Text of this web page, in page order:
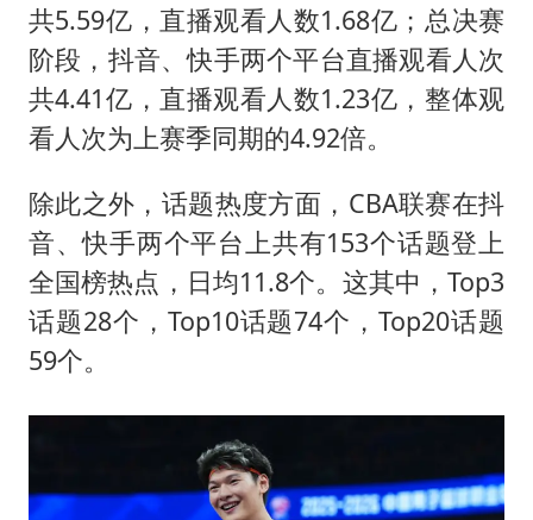
共5.59亿，直播观看人数1.68亿；总决赛
阶段，抖音、快手两个平台直播观看人次
共4.41亿，直播观看人数1.23亿，整体观
看人次为上赛季同期的4.92倍。
除此之外，话题热度方面，CBA联赛在抖
音、快手两个平台上共有153个话题登上
全国榜热点，日均11.8个。这其中，Top3
话题28个，Top10话题74个，Top20话题
59个。